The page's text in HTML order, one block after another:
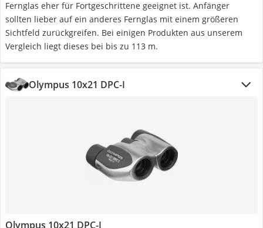
Fernglas eher für Fortgeschrittene geeignet ist. Anfänger
sollten lieber auf ein anderes Fernglas mit einem größeren
Sichtfeld zurückgreifen. Bei einigen Produkten aus unserem
Vergleich liegt dieses bei bis zu 113 m.
Olympus 10x21 DPC-I
Olympus 10x21 DPC-I